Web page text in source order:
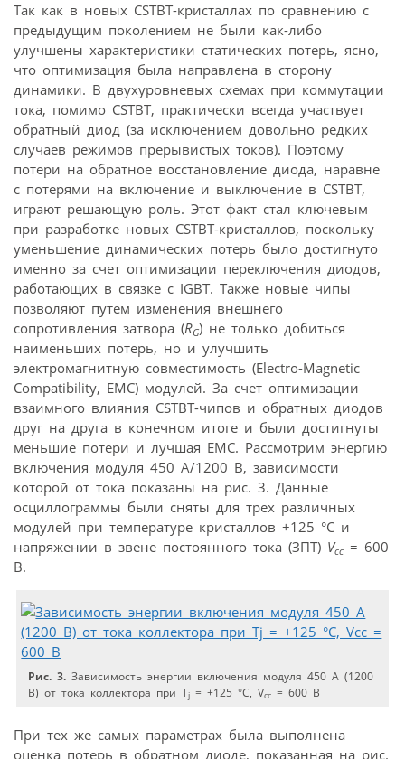
Так как в новых CSTBT-кристаллах по сравнению с
предыдущим поколением не были как-либо
улучшены характеристики статических потерь, ясно,
что оптимизация была направлена в сторону
динамики. В двухуровневых схемах при коммутации
тока, помимо CSTBT, практически всегда участвует
обратный диод (за исключением довольно редких
случаев режимов прерывистых токов). Поэтому
потери на обратное восстановление диода, наравне
с потерями на включение и выключение в CSTBT,
играют решающую роль. Этот факт стал ключевым
при разработке новых CSTBT-кристаллов, поскольку
уменьшение динамических потерь было достигнуто
именно за счет оптимизации переключения диодов,
работающих в связке с IGBT. Также новые чипы
позволяют путем изменения внешнего
сопротивления затвора (RG) не только добиться
наименьших потерь, но и улучшить
электромагнитную совместимость (Electro-Magnetic
Compatibility, EMC) модулей. За счет оптимизации
взаимного влияния CSTBT-чипов и обратных диодов
друг на друга в конечном итоге и были достигнуты
меньшие потери и лучшая EMC. Рассмотрим энергию
включения модуля 450 А/1200 В, зависимости
которой от тока показаны на рис. 3. Данные
осциллограммы были сняты для трех различных
модулей при температуре кристаллов +125 °C и
напряжении в звене постоянного тока (ЗПТ) Vcc = 600
В.
Рис. 3. Зависимость энергии включения модуля 450 А (1200
В) от тока коллектора при Tj = +125 °C, Vcc = 600 В
При тех же самых параметрах была выполнена
оценка потерь в обратном диоде, показанная на рис.